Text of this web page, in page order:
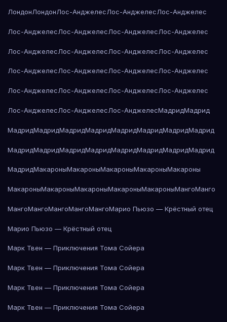
ЛондонЛондонЛос-АнджелесЛос-АнджелесЛос-Анджелес
Лос-АнджелесЛос-АнджелесЛос-АнджелесЛос-Анджелес
Лос-АнджелесЛос-АнджелесЛос-АнджелесЛос-Анджелес
Лос-АнджелесЛос-АнджелесЛос-АнджелесЛос-Анджелес
Лос-АнджелесЛос-АнджелесЛос-АнджелесЛос-Анджелес
Лос-АнджелесЛос-АнджелесЛос-АнджелесМадридМадрид
МадридМадридМадридМадридМадридМадридМадридМадрид
МадридМадридМадридМадридМадридМадридМадридМадрид
МадридМакароныМакароныМакароныМакароныМакароны
МакароныМакароныМакароныМакароныМакароныМангоМанго
МангоМангоМангоМангоМангоМарио Пьюзо — Крёстный отец
Марио Пьюзо — Крёстный отец
Марк Твен — Приключения Тома Сойера
Марк Твен — Приключения Тома Сойера
Марк Твен — Приключения Тома Сойера
Марк Твен — Приключения Тома Сойера